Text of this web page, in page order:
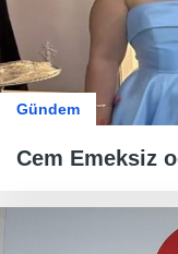
Gündem
Cem Emeksiz